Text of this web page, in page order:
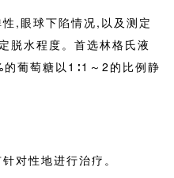
,眼球下陷情况,以及测定
脱水程度。首选林格氏液
葡萄糖以1∶1～2的比例静
对性地进行治疗。